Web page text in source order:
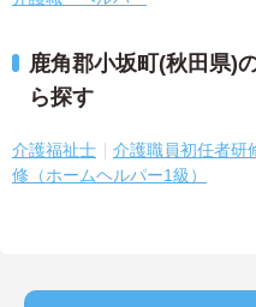
鹿角郡小坂町(秋田県)
ら探す
介護福祉士 介護職員初任者研
修（ホームヘルパー1級）